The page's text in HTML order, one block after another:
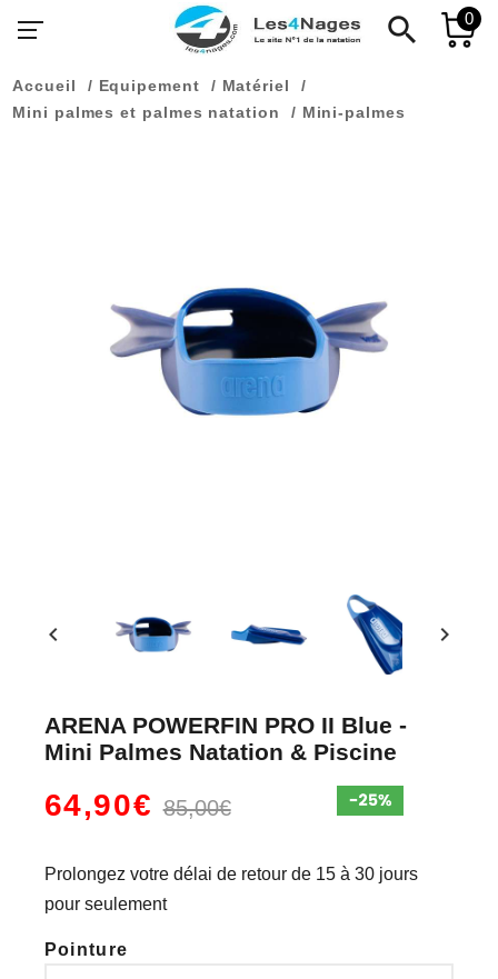
search 0
Accueil Equipement
Matériel
Mini palmes et palmes natation
Mini-palmes
chevron_left chevron_right
ARENA POWERFIN PRO II Blue -
Mini Palmes Natation & Piscine
64,90€85,00€
Prolongez votre délai de retour de 15 à 30 jours
pour seulement
Pointure